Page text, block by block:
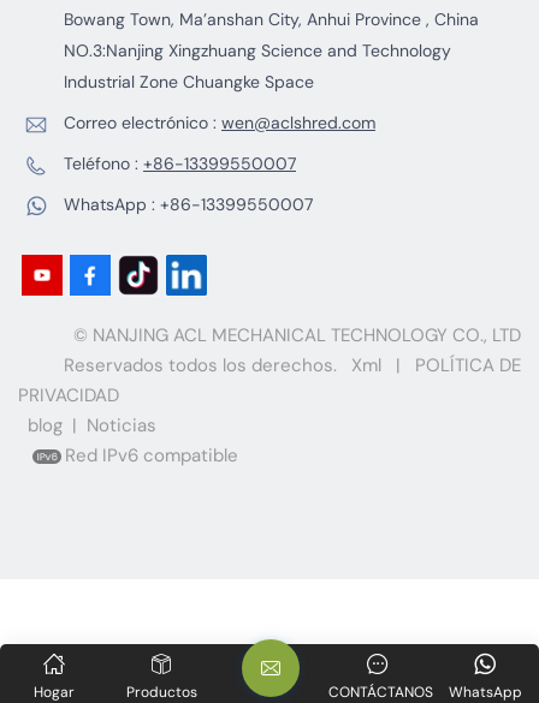
Bowang Town, Ma’anshan City, Anhui Province , China
NO.3:Nanjing Xingzhuang Science and Technology
Industrial Zone Chuangke Space
Correo electrónico : wen@aclshred.com
Teléfono : +86-13399550007
WhatsApp : +86-13399550007
© NANJING ACL MECHANICAL TECHNOLOGY CO., LTD
Reservados todos los derechos.
Xml |
POLÍTICA DE
PRIVACIDAD
blog | Noticias
Red IPv6 compatible
Hogar Productos WhatsApp
CONTÁCTANOS